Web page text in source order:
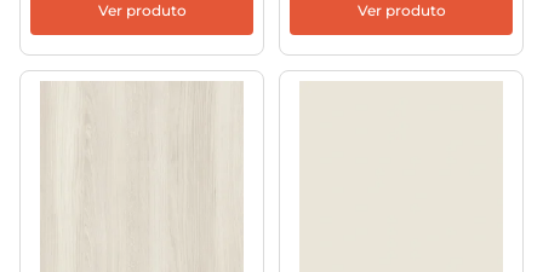
Ver produto Ver produto